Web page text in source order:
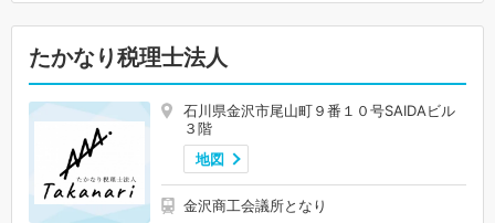
たかなり税理士法人
石川県金沢市尾山町９番１０号SAIDAビル
３階
地図
金沢商工会議所となり